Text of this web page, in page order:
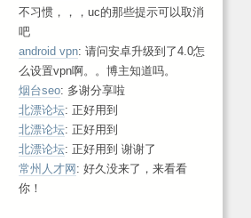
不习惯，，，uc的那些提示可以取消
吧
android vpn: 请问安卓升级到了4.0怎
么设置vpn啊。。博主知道吗。
烟台seo: 多谢分享啦
北漂论坛: 正好用到
北漂论坛: 正好用到
北漂论坛: 正好用到 谢谢了
常州人才网 : 好久没来了，来看看
你！